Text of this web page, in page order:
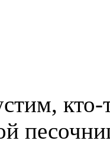
кто-